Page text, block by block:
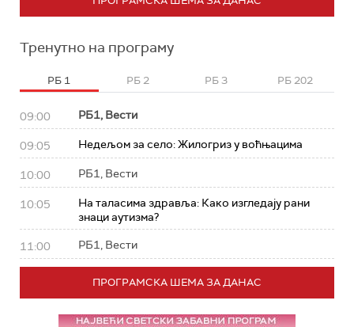
Тренутно на програму
РБ 1 РБ 2 РБ 3 РБ 202
09:00 РБ1, Вести
09:05 Недељом за село: Жилогриз у воћњацима
10:00 РБ1, Вести
10:05
На таласима здравља: Како изгледају рани
знаци аутизма?
11:00 РБ1, Вести
ПРОГРАМСКА ШЕМА ЗА ДАНАС